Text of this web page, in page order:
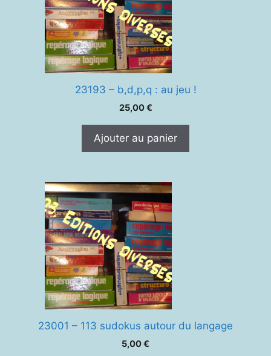
23193 – b,d,p,q : au jeu !
25,00€
Ajouter au panier
23001 – 113 sudokus autour du langage
5,00€